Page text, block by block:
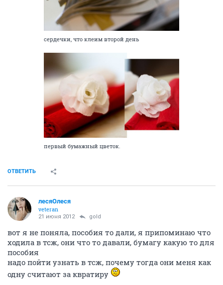
сердечки, что клеим второй день
первый бумажный цветок.
ОТВЕТИТЬ
лесяОлеся
veteran
21 июня 2012 gold
вот я не поняла, пособия то дали, я припоминаю что
ходила в тсж, они что то давали, бумагу какую то для
пособия
надо пойти узнать в тсж, почему тогда они меня как
одну считают за квратиру